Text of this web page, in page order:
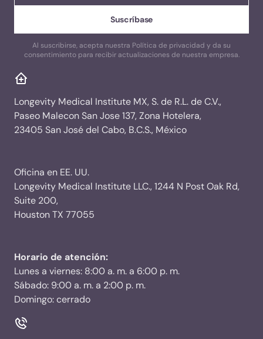
Al suscribirse, acepta nuestra Política de privacidad y da su
consentimiento para recibir actualizaciones de nuestra empresa.
Longevity Medical Institute MX, S. de R.L. de C.V.,
Paseo Malecon San Jose 137, Zona Hotelera,
23405 San José del Cabo, B.C.S., México
Oficina en EE. UU.
Longevity Medical Institute LLC., 1244 N Post Oak Rd,
Suite 200,
Houston TX 77055
Horario de atención:
Lunes a viernes: 8:00 a. m. a 6:00 p. m.
Sábado: 9:00 a. m. a 2:00 p. m.
Domingo: cerrado